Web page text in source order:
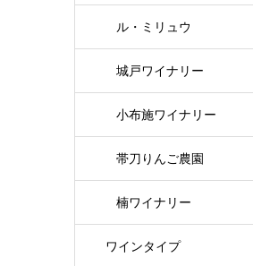
ル・ミリュウ
城戸ワイナリー
小布施ワイナリー
帯刀りんご農園
楠ワイナリー
ワインタイプ